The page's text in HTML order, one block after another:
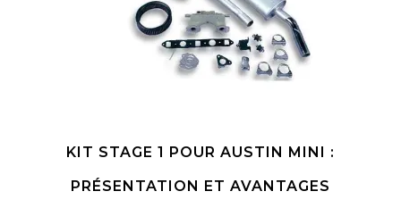
KIT STAGE 1 POUR AUSTIN MINI :
PRÉSENTATION ET AVANTAGES